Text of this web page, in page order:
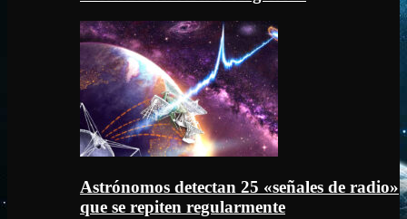
Astrónomos detectan 25 «señales de radio»
que se repiten regularmente